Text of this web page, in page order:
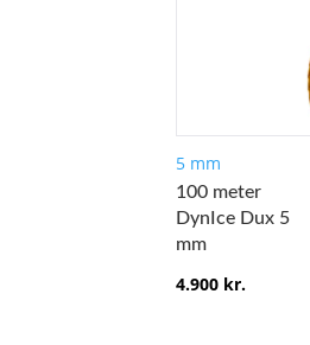
5 mm
100 meter
DynIce Dux 5
mm
4.900 kr.